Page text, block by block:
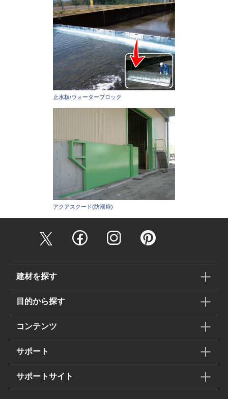
止水板/ウォーターブロック
アクアスクード(防潮扉)
建材を探す
目的から探す
コンテンツ
サポート
サポートサイト